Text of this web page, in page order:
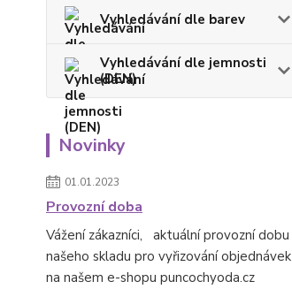
Vyhledávání dle barev
Vyhledávání dle jemnosti
(DEN)
Novinky
01.01.2023
Provozní doba
Vážení zákazníci, aktuální provozní dobu
našeho skladu pro vyřizování objednávek
na našem e-shopu puncochyoda.cz